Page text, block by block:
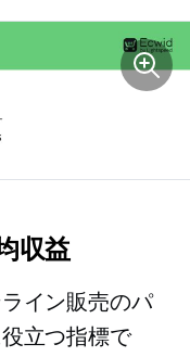
収益
イン販売のパ
立つ指標で